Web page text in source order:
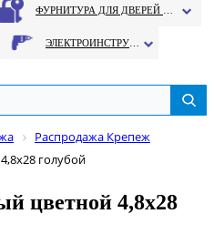
Распродажа Крепеж
голубой
цветной 4,8х28